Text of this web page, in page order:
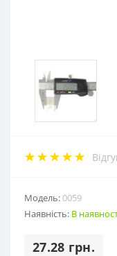
Модель:0059
Наявність: В
27.28 грн.